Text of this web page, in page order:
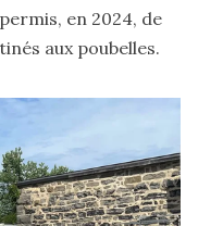
en 2024, de
aux poubelles.